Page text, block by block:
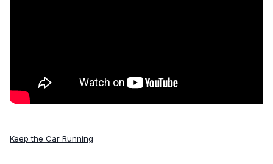
Keep the Car Running